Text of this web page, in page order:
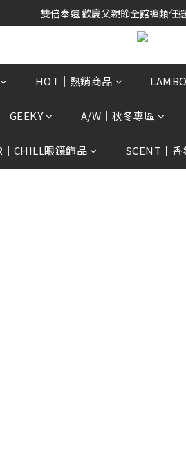
雙倍奉還 歡慶父親節全館褲類任
雙倍奉還 歡慶父親節全館褲類任
3D好野貓公仔(絲綢鐵黑) 滿額$2499贈達
雙倍奉還 歡慶父親節全館褲類
HOT┃熱銷商品
GEEKY A/W┃秋冬專區
眼鏡飾品 SCENT┃香